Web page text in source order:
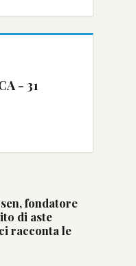
- 31
fondatore
di aste
racconta le